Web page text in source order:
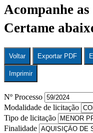
Acompanhe
Certame
Voltar Exportar PDF
Imprimir
Nº Processo
Modalidade de licitação
Tipo de licitação
Finalidade